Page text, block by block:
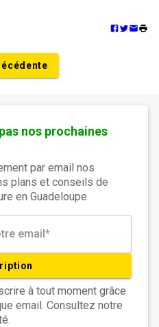
nos prochaines
par email nos
plans et conseils de
en Guadeloupe.
à tout moment grâce
email. Consultez notre